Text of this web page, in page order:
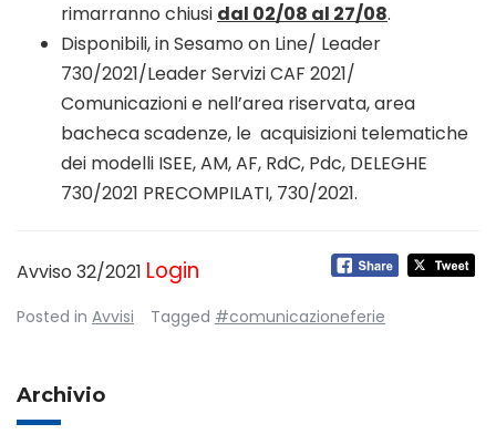
rimarranno chiusi dal 02/08 al 27/08.
Disponibili, in Sesamo on Line/ Leader
730/2021/Leader Servizi CAF 2021/
Comunicazioni e nell’area riservata, area
bacheca scadenze, le acquisizioni telematiche
dei modelli ISEE, AM, AF, RdC, Pdc, DELEGHE
730/2021 PRECOMPILATI, 730/2021.
Avviso 32/2021 Login
Posted in Avvisi Tagged #comunicazioneferie
Archivio